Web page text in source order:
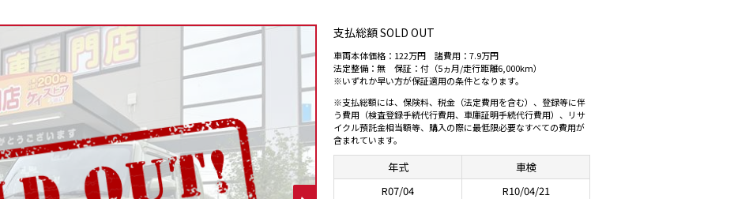
支払総額SOLD OUT
車両本体価格：122万円 諸費用：7.9万円
法定整備：無 保証：付（5ヵ月/走行距離6,000km）
※いずれか早い方が保証適用の条件となります。
※支払総額には、保険料、税金（法定費用を含む）、登録等に伴
う費用（検査登録手続代行費用、車庫証明手続代行費用）、リサ
イクル預託金相当額等、購入の際に最低限必要なすべての費用が
含まれています。
年式
車検
R07/04
R10/04/21